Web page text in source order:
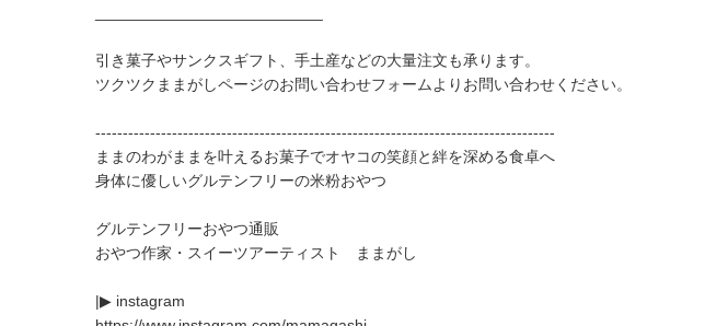
引き菓子やサンクスギフト、手土産などの大量注文も承ります。
ツクツクままがしページのお問い合わせフォームよりお問い合わせください。
------------------------------------------------------------------------------------
ままのわがままを叶えるお菓子でオヤコの笑顔と絆を深める食卓へ
身体に優しいグルテンフリーの米粉おやつ
グルテンフリーおやつ通販
おやつ作家・スイーツアーティスト ままがし
|▶︎ instagram